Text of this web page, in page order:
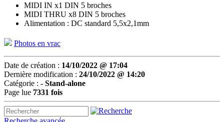
MIDI IN x1 DIN 5 broches
MIDI THRU x8 DIN 5 broches
Alimentation : DC standard 5,5x2,1mm
Photos en vrac
Date de création : 14/10/2022 @ 17:04
Dernière modification : 24/10/2022 @ 14:20
Catégorie : - Stand-alone
Page lue 7331 fois